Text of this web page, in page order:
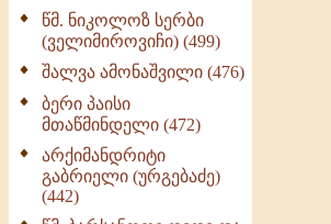
წმ. ნიკოლოზ სერბი
(ველიმიროვიჩი) (499)
შალვა ამონაშვილი (476)
ბერი პაისი
მთაწმინდელი (472)
არქიმანდრიტი
გაბრიელი (ურგებაძე)
(442)